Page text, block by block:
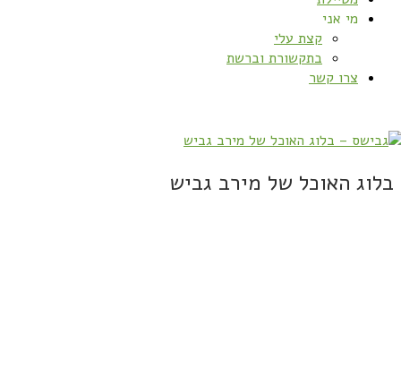
מי אני
קצת עלי
בתקשורת וברשת
צרו קשר
בלוג האוכל של מירב גביש